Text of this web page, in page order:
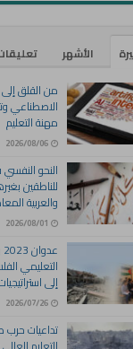
الأشهر
من القلق
الاصطناعي
مهنة التعليم
2026/08/06
النحو
للناطقين
والعربية
2026/08/01
التعليمي
إلى
2026/07/26
تداعيات